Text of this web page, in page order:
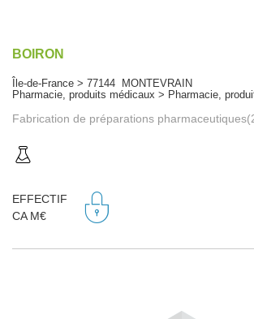
BOIRON
Île-de-France > 77144 MONTEVRAIN
Pharmacie, produits médicaux > Pharmacie,
Fabrication de préparations
EFFECTIF
CA M€